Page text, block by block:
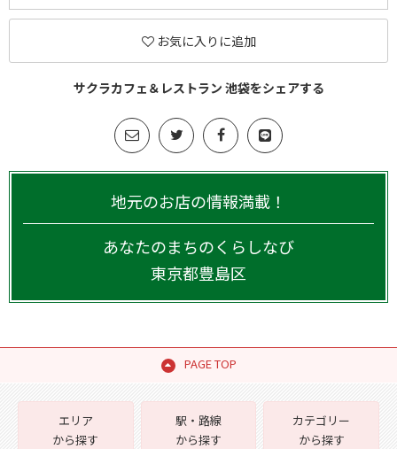
お気に入りに追加
サクラカフェ＆レストラン 池袋をシェアする
地元のお店の情報満載！
あなたのまちのくらしなび
東京都豊島区
PAGE TOP
エリア
から探す
駅・路線
から探す
カテゴリー
から探す